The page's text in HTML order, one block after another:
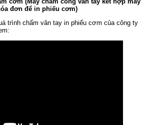
đơn để in phiếu cơm)
trình chấm vân tay in phiếu cơm của công ty